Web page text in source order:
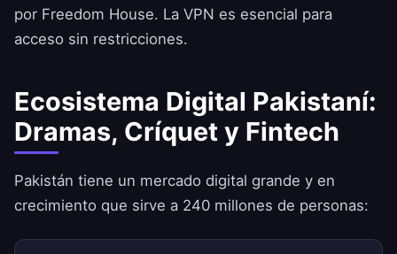
por Freedom House. La VPN es esencial para
acceso sin restricciones.
Ecosistema Digital Pakistaní:
Dramas, Críquet y Fintech
Pakistán tiene un mercado digital grande y en
crecimiento que sirve a 240 millones de personas: